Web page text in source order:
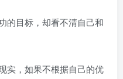
的目标，却看不清自己和
实，如果不根据自己的优